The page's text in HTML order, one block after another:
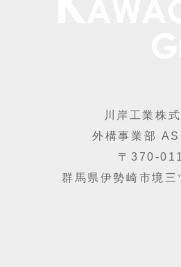
川岸工業株
外構事業部
〒370-
群馬県伊勢崎市境